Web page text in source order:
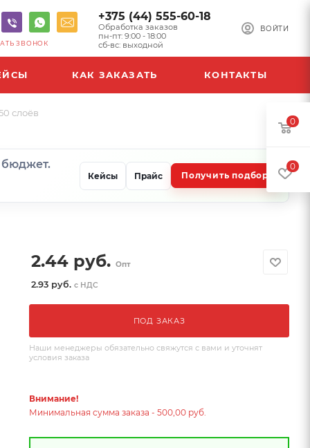
ВОЙТИ
+375 (44) 555-60-18
Обработка заказов
пн-пт: 9:00 - 18:00
сб-вс: выходной
ЗВОНОК
КАК ЗАКАЗАТЬ КОНТАКТЫ
слоёв
бюджет.
Кейсы Прайс Получить подбор
2.44 руб. Опт
2.93 руб.с НДС
ПОД ЗАКАЗ
Наши менеджеры обязательно свяжутся с вами и уточнят
условия заказа
Внимание!
Минимальная сумма заказа - 500,00 руб.
0
0